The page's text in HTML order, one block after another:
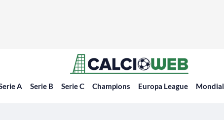
A Serie B Serie C Champions Europa League